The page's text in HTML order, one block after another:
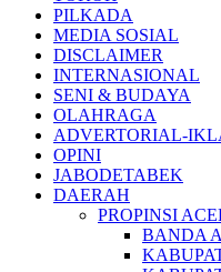
PILKADA
MEDIA SOSIAL
DISCLAIMER
INTERNASIONAL
SENI & BUDAYA
OLAHRAGA
ADVERTORIAL-
OPINI
JABODETABEK
DAERAH
PROPINSI
BANDA